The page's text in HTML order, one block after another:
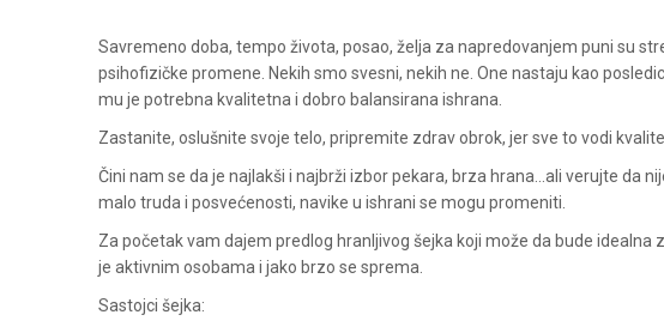
Savremeno doba, tempo života, posao, želja za napredovanjem puni su
psihofizičke promene. Nekih smo svesni, nekih ne. One nastaju kao
mu je potrebna kvalitetna i dobro balansirana ishrana.
Zastanite, oslušnite svoje telo, pripremite zdrav obrok, jer sve to vodi
Čini nam se da je najlakši i najbrži izbor pekara, brza hrana...ali verujte da
malo truda i posvećenosti, navike u ishrani se mogu promeniti.
Za početak vam dajem predlog hranljivog šejka koji može da bude
je aktivnim osobama i jako brzo se sprema.
Sastojci šejka: